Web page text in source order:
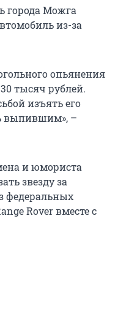
города Можга
из-за
опьянения
тысяч рублей.
изъять его
выпившим», –
и юмориста
звезду за
федеральных
Rover вместе с